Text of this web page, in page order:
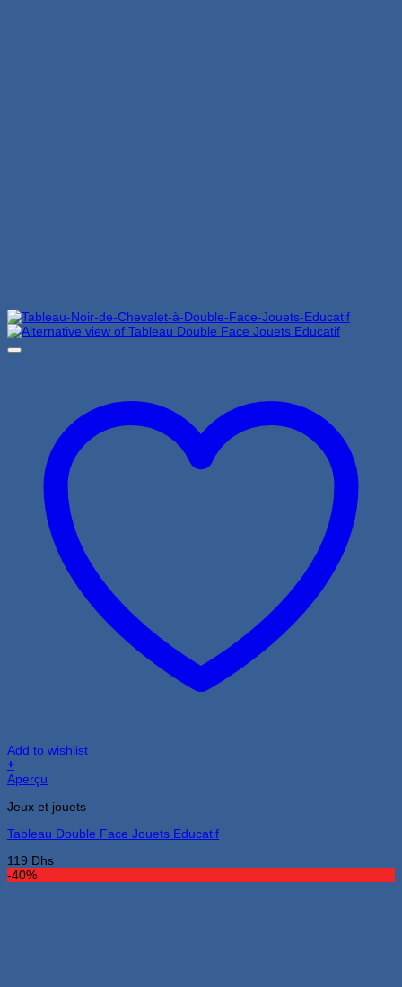
Add to wishlist
+
Aperçu
Jeux et jouets
Tableau Double Face Jouets Educatif
119 Dhs
-40%